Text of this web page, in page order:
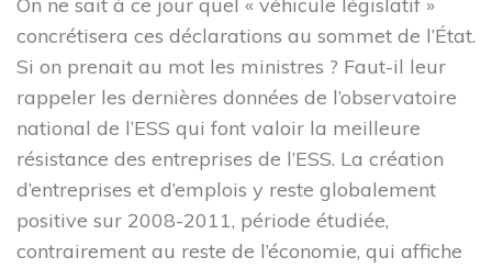
On ne sait à ce jour quel « véhicule législatif »
concrétisera ces déclarations au sommet de l’État.
Si on prenait au mot les ministres ? Faut-il leur
rappeler les dernières données de l’observatoire
national de l’ESS qui font valoir la meilleure
résistance des entreprises de l’ESS. La création
d’entreprises et d’emplois y reste globalement
positive sur 2008-2011, période étudiée,
contrairement au reste de l’économie, qui affiche
L’ESS actrice de la Transition Écologique et Énergétique
Adhésion à la CRESS
Se former
Emploi et stage
L’observatoire IDF
Dispositif local d’accompagnement
Presse